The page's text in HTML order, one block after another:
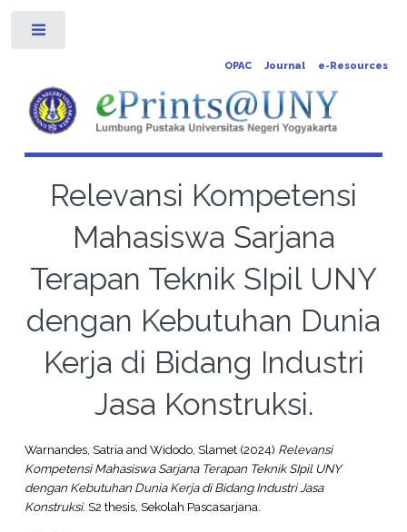
OPAC Journal e-Resources
Relevansi Kompetensi
Mahasiswa Sarjana
Terapan Teknik SIpil UNY
dengan Kebutuhan Dunia
Kerja di Bidang Industri
Jasa Konstruksi.
Warnandes, SatriaandWidodo, Slamet(2024) Relevansi
Kompetensi Mahasiswa Sarjana Terapan Teknik SIpil UNY
dengan Kebutuhan Dunia Kerja di Bidang Industri Jasa
Konstruksi. S2 thesis, Sekolah Pascasarjana.